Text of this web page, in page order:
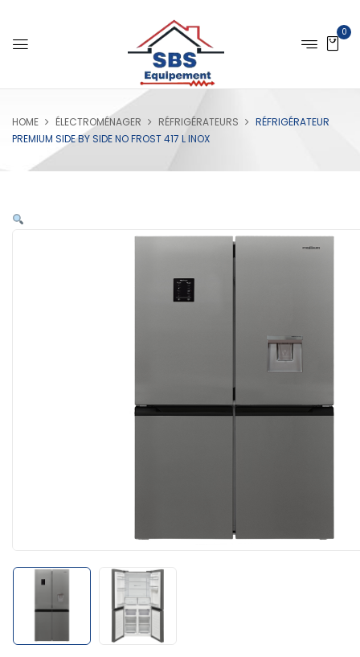
0
HOME ÉLECTROMÉNAGER RÉFRIGÉRATEURS
RÉFRIGÉRATEUR
PREMIUM SIDE BY SIDE NO FROST 417 L INOX